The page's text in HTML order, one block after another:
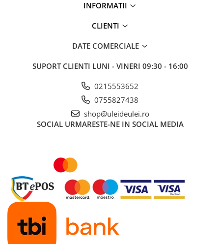
■ Ulei motor REPSOL
■ Ulei motor METABOND
■ Ulei motor KROSS
■ Ulei motor SELENIA
■ Ulei motor CYCLON
■ Ulei motor OEM
Ulei motor DACIA
Ulei motor RENAULT
INFORMATII
CLIENTI
DATE COMERCIALE
SUPORT CLIENTI LUNI - VINERI 09:30 - 16:00
0215553652
0755827438
shop@uleideulei.ro
SOCIAL URMARESTE-NE IN SOCIAL MEDIA